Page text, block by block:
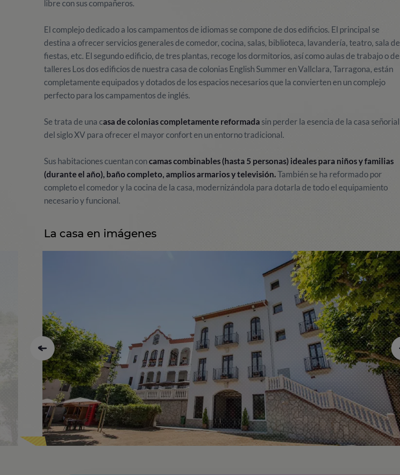
libre con sus compañeros.
El complejo dedicado a los campamentos de idiomas se compone de dos edificios. El principal se
destina a ofrecer servicios generales de comedor, cocina, salas, biblioteca, lavandería, teatro, sala de
fiestas, etc. El segundo edificio, de tres plantas, recoge los dormitorios, así como aulas de trabajo o de
talleres Los dos edificios de nuestra casa de colonias English Summer en Vallclara, Tarragona, están
completamente equipados y dotados de los espacios necesarios que la convierten en un complejo
perfecto para los campamentos de inglés.
Se trata de una casa de colonias completamente reformada sin perder la esencia de la casa señorial
del siglo XV para ofrecer el mayor confort en un entorno tradicional.
Sus habitaciones cuentan concamas combinables (hasta 5 personas) ideales para niños y familias
(durante el año), baño completo, amplios armarios y televisión.También se ha reformado por
completo el comedor y la cocina de la casa, modernizándola para dotarla de todo el equipamiento
necesario y funcional.
La casa en imágenes